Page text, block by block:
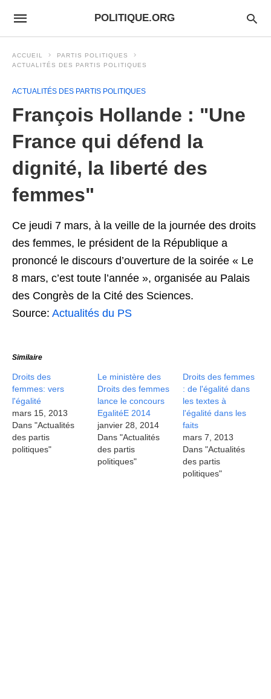
POLITIQUE.ORG
ACCUEIL
PARTIS POLITIQUES
ACTUALITÉS DES PARTIS POLITIQUES
ACTUALITÉS DES PARTIS POLITIQUES
François Hollande : "Une
France qui défend la
dignité, la liberté des
femmes"
Ce jeudi 7 mars, à la veille de la journée des droits
des femmes, le président de la République a
prononcé le discours d’ouverture de la soirée « Le
8 mars, c’est toute l’année », organisée au Palais
des Congrès de la Cité des Sciences.
Source: Actualités du PS
Similaire
Droits des
femmes: vers
l'égalité
mars 15, 2013
Dans "Actualités
des partis
politiques"
Le ministère des
Droits des femmes
lance le concours
EgalitéE 2014
janvier 28, 2014
Dans "Actualités
des partis
politiques"
Droits des femmes
: de l'égalité dans
les textes à
l'égalité dans les
faits
mars 7, 2013
Dans "Actualités
des partis
politiques"